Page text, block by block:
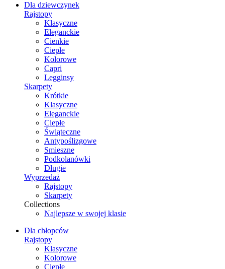
Dla dziewczynek
Rajstopy
Klasyczne
Eleganckie
Cienkie
Ciepłe
Kolorowe
Capri
Legginsy
Skarpety
Krótkie
Klasyczne
Eleganckie
Ciepłe
Świąteczne
Antypoślizgowe
Smieszne
Podkolanówki
Długie
Wyprzedaż
Rajstopy
Skarpety
Collections
Najlepsze w swojej klasie
Dla chłopców
Rajstopy
Klasyczne
Kolorowe
Ciepłe